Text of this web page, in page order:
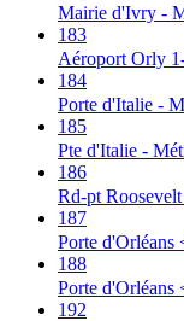
Mairie d'Ivry -
183
Aéroport Orly
184
Porte d'Italie -
185
Pte d'Italie -
186
Rd-pt
187
Porte d'Orléans
188
Porte d'Orléans
192